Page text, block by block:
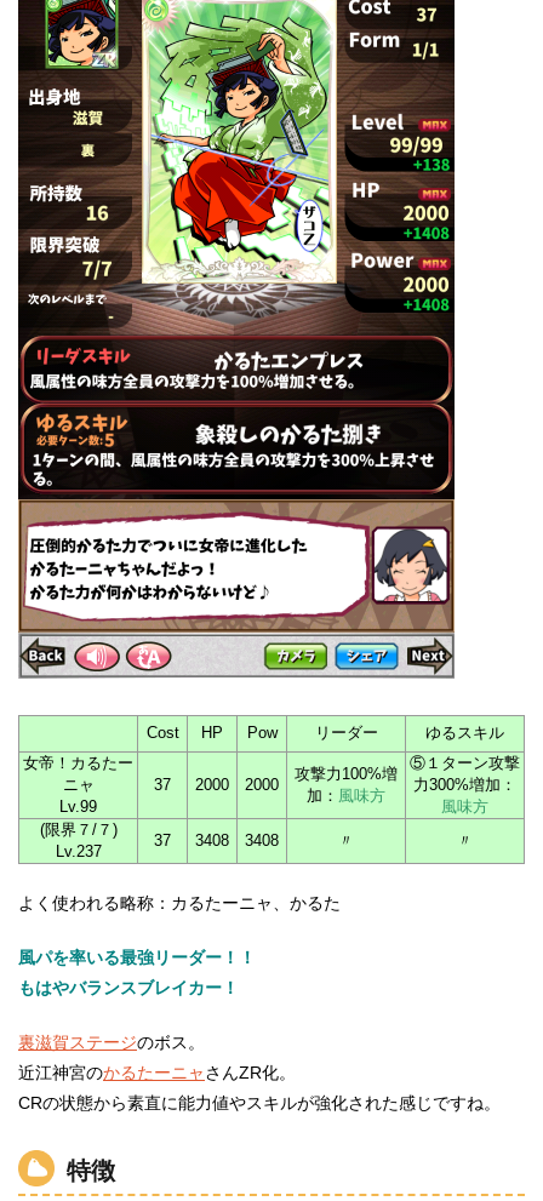
Cost HP Pow リーダー
ゆるスキル
女帝！カるたー
ニャ
Lv.99
37 2000 2000
攻撃力100%増
加： 風味方
⑤１ターン攻撃
力300%増加：
風味方
(限界７/７)
Lv.237
37 3408 3408 〃 〃
よく使われる略称：カるたーニャ、かるた
風パを率いる最強リーダー！！
もはやバランスブレイカー！
裏滋賀ステージのボス。
近江神宮のかるたーニャさんZR化。
CRの状態から素直に能力値やスキルが強化された感じですね。
特徴